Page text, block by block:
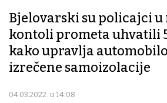
Bjelovarski su policajci
kontoli prometa uhvatili
kako upravlja
izrečene samoizolacije
04.03.2022. u 14:08